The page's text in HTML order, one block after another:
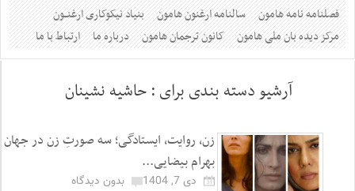
فصلنامه نامه هامون
سالنامه ارغنون هامون
بنیاد نیکوکاری ارغنــون
مرکز دیده بان ملی هامون
کانون ترجمان هامون درباره ما ارتباط با ما
آرشیو دسته بندی برای :حاشیه نشینان
زن، روایت، ایستادگی؛ سه صورتِ زن در جهان
بهرام بیضایی...
دی 7, 1404
بدون دیدگاه